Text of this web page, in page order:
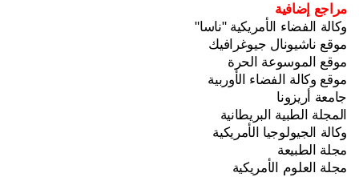
مراجع إضافية
وكالة الفضاء الأمريكية "ناسا"
موقع ناشيونال جيوغرافيك
موقع الموسوعة الحرة
موقع وكالة الفضاء الأوربية
جامعة أريزونا
المجلة الطبية البريطانية
وكالة الجيولوجيا الأمريكية
مجلة الطبيعة
مجلة العلوم الأمريكية